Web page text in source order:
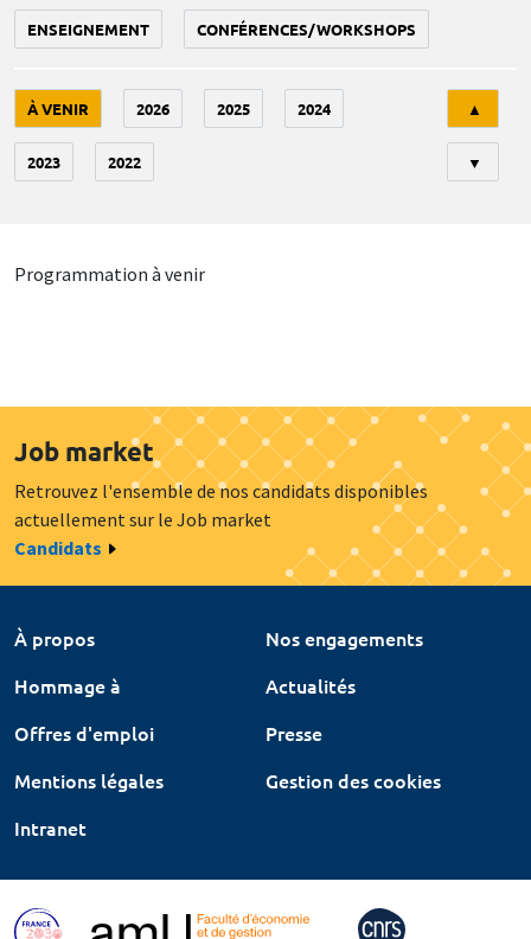
ENSEIGNEMENT CONFÉRENCES/WORKSHOPS
À VENIR 2026 2025 2024
2023 2022
▲
▼
Programmation à venir
Job market
Retrouvez l'ensemble de nos candidats disponibles
actuellement sur le Job market
Candidats
À propos
Nos engagements
Hommage à
Actualités
Offres d'emploi
Presse
Mentions légales
Gestion des cookies
Intranet